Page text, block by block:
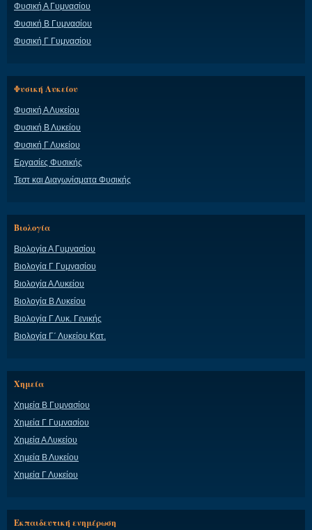
Φυσική Α Γυμνασίου
Φυσική Β Γυμνασίου
Φυσική Γ Γυμνασίου
Φυσική Λυκείου
Φυσική Α Λυκείου
Φυσική Β Λυκείου
Φυσική Γ Λυκείου
Εργασίες Φυσικής
Τεστ και Διαγωνίσματα Φυσικής
Βιολογία
Βιολογία Α Γυμνασίου
Βιολογία Γ Γυμνασίου
Βιολογία Α Λυκείου
Βιολογία Β Λυκείου
Βιολογία Γ Λυκ. Γενικής
Βιολογία Γ΄ Λυκείου Κατ.
Χημεία
Χημεία Β Γυμνασίου
Χημεία Γ Γυμνασίου
Χημεία Α Λυκείου
Χημεία Β Λυκείου
Χημεία Γ Λυκείου
Εκπαιδευτική ενημέρωση